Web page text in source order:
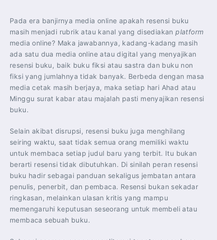
Pada era banjirnya media online apakah resensi buku
masih menjadi rubrik atau kanal yang disediakanplatform
media online? Maka jawabannya, kadang-kadang masih
ada satu dua media online atau digital yang menyajikan
resensi buku, baik buku fiksi atau sastra dan buku non
fiksi yang jumlahnya tidak banyak. Berbeda dengan masa
media cetak masih berjaya, maka setiap hari Ahad atau
Minggu surat kabar atau majalah pasti menyajikan resensi
buku.
Selain akibat disrupsi, resensi buku juga menghilang
seiring waktu, saat tidak semua orang memiliki waktu
untuk membaca setiap judul baru yang terbit. Itu bukan
berarti resensi tidak dibutuhkan. Di sinilah peran resensi
buku hadir sebagai panduan sekaligus jembatan antara
penulis, penerbit, dan pembaca. Resensi bukan sekadar
ringkasan, melainkan ulasan kritis yang mampu
memengaruhi keputusan seseorang untuk membeli atau
membaca sebuah buku.